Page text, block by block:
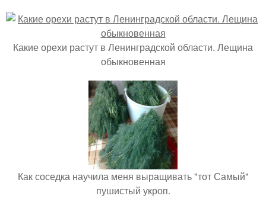
Какие орехи растут в Ленинградской области. Лещина
обыкновенная
Как соседка научила меня выращивать "тот Самый"
пушистый укроп.